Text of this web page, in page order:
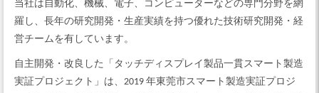
当社は自動化、機械、電子、コンピューターなどの専門分野を網
羅し、長年の研究開発・生産実績を持つ優れた技術研究開発・経
営チームを有しています。
自主開発・改良した「タッチディスプレイ製品一貫スマート製造
実証プロジェクト」は、 2019 年東莞市スマート製造実証プロジ